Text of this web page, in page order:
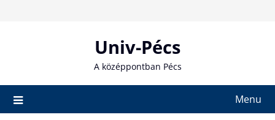
Univ-Pécs
A középpontban Pécs
Menu